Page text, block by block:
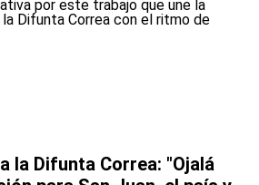
la Difunta Correa: "Ojalá